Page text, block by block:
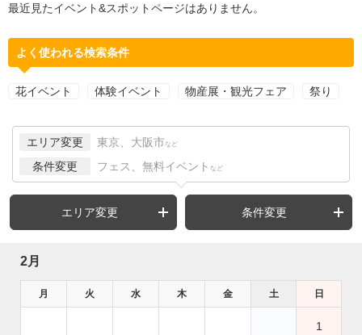
最近見たイベント&スポットページはありません。
よく使われる検索条件
花イベント 体験イベント 物産展・観光フェア 祭り
エリア変更 東京、大阪市 など
条件変更 フェス、無料イベント など
エリア変更 条件変更
2月
月 火 水 木 金 土 日
1